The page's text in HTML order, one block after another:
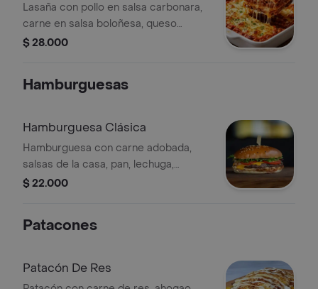
Lasaña con pollo en salsa carbonara,
carne en salsa boloñesa, queso
mozzarella y pan de ajo.
$ 28.000
Hamburguesas
Hamburguesa Clásica
Hamburguesa con carne adobada,
salsas de la casa, pan, lechuga,
tomate y papas francesas.
$ 22.000
Patacones
Patacón De Res